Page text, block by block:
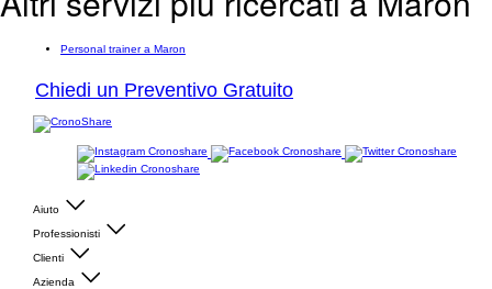
Personal trainer a Maron
Chiedi un Preventivo Gratuito
Aiuto
Professionisti
Clienti
Azienda